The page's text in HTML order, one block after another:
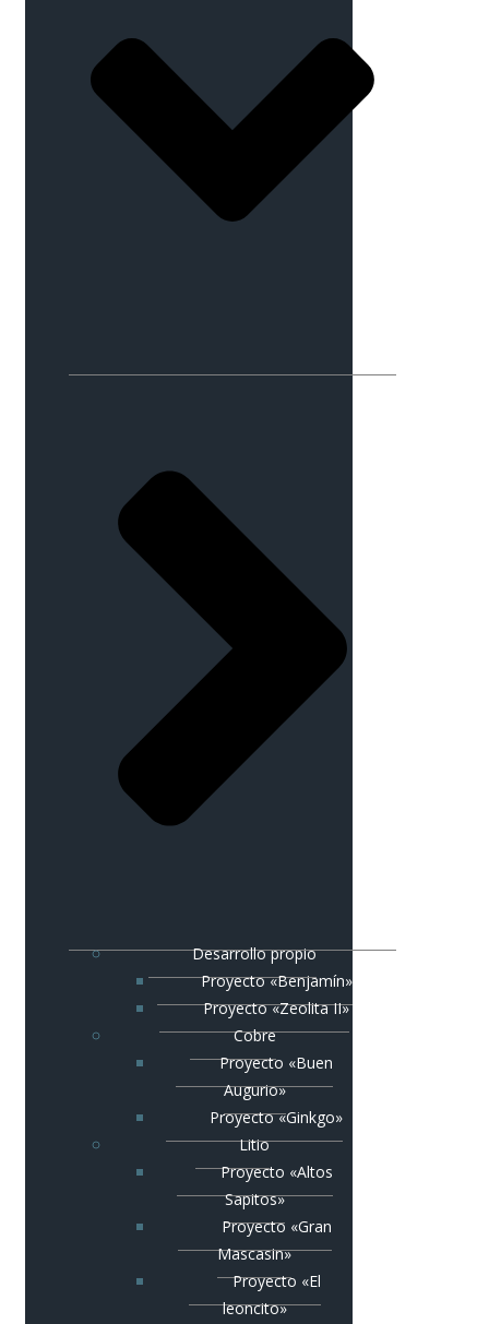
Desarrollo propio
Proyecto «Benjamín»
Proyecto «Zeolita II»
Cobre
Proyecto «Buen
Augurio»
Proyecto «Ginkgo»
Litio
Proyecto «Altos
Sapitos»
Proyecto «Gran
Mascasin»
Proyecto «El
leoncito»